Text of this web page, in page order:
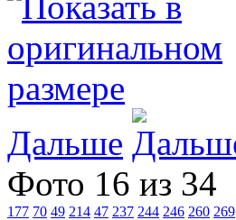
Дальше
Фото 16 из 34
177 70 49 214 47 237 244 246 260 269